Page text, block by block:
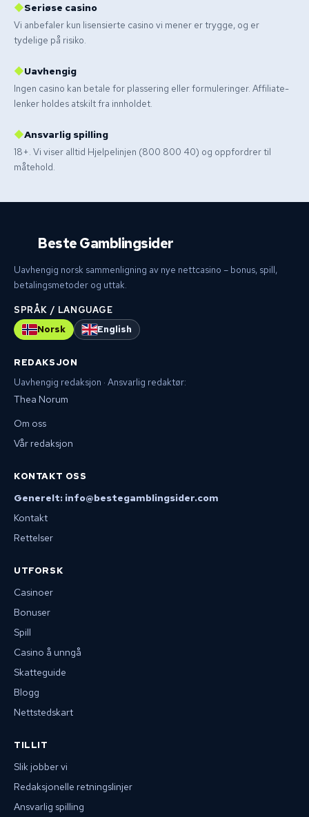
◆Seriøse casino
Vi anbefaler kun lisensierte casino vi mener er trygge, og er
tydelige på risiko.
◆Uavhengig
Ingen casino kan betale for plassering eller formuleringer. Affiliate-
lenker holdes atskilt fra innholdet.
◆Ansvarlig spilling
18+. Vi viser alltid Hjelpelinjen (800 800 40) og oppfordrer til
måtehold.
Beste Gamblingsider
Uavhengig norsk sammenligning av nye nettcasino – bonus, spill,
betalingsmetoder og uttak.
SPRÅK / LANGUAGE
Norsk
English
REDAKSJON
Uavhengig redaksjon · Ansvarlig redaktør:
Thea Norum
Om oss
Vår redaksjon
KONTAKT OSS
Generelt: info@bestegamblingsider.com
Kontakt
Rettelser
UTFORSK
Casinoer
Bonuser
Spill
Casino å unngå
Skatteguide
Blogg
Nettstedskart
TILLIT
Slik jobber vi
Redaksjonelle retningslinjer
Ansvarlig spilling